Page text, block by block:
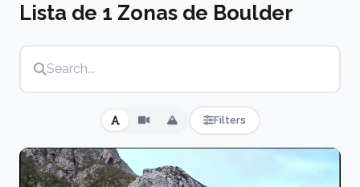
popular en verano, ofreciendo problemas desafiantes
Sogndal y Flatanger también brindan oportunidades
de boulder de clase mundial en medio de la
impresionante naturaleza noruega.
Lista de 1 Zonas de Boulder
Filters